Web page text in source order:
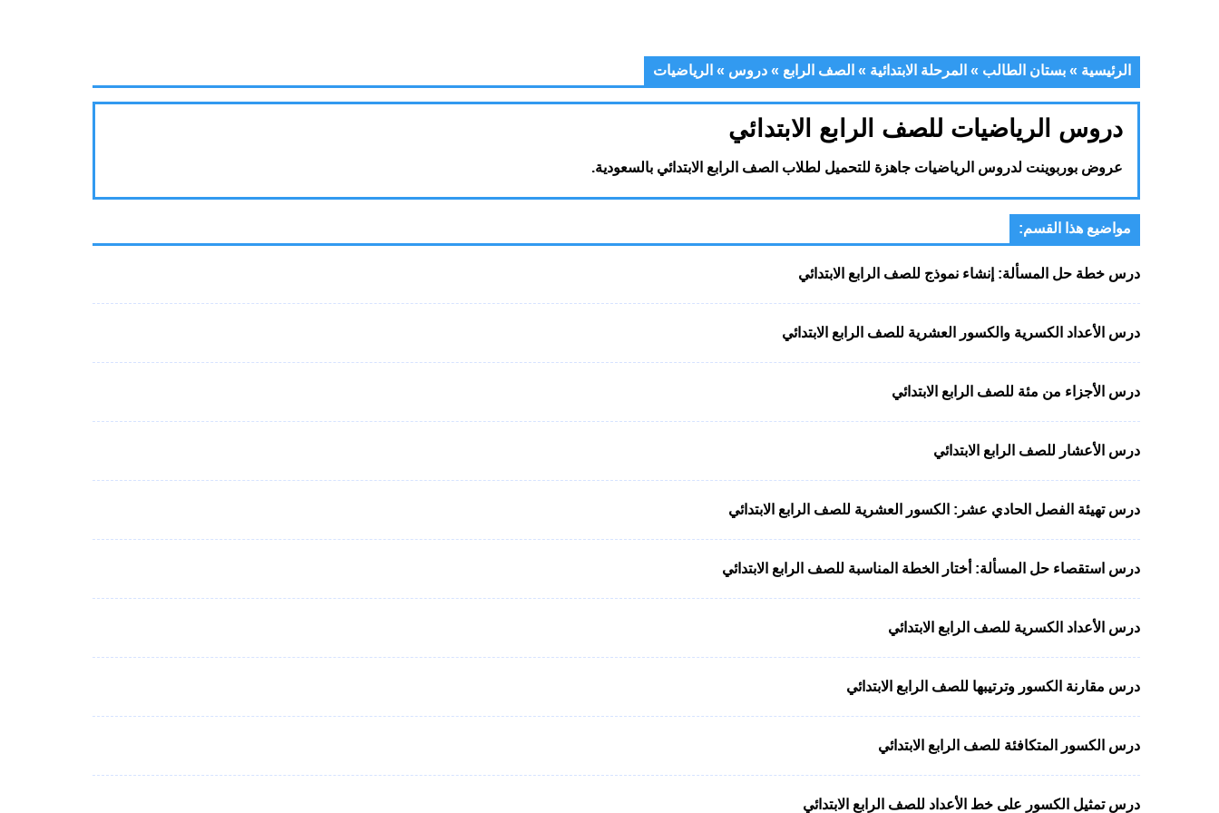
الرئيسية » بستان الطالب » المرحلة الابتدائية » الصف الرابع » دروس » الرياضيات
دروس الرياضيات للصف الرابع الابتدائي
عروض بوربوينت لدروس الرياضيات جاهزة للتحميل لطلاب الصف الرابع الابتدائي بالسعودية.
مواضيع هذا القسم:
درس خطة حل المسألة: إنشاء نموذج للصف الرابع الابتدائي
درس الأعداد الكسرية والكسور العشرية للصف الرابع الابتدائي
درس الأجزاء من مئة للصف الرابع الابتدائي
درس الأعشار للصف الرابع الابتدائي
درس تهيئة الفصل الحادي عشر: الكسور العشرية للصف الرابع الابتدائي
درس استقصاء حل المسألة: أختار الخطة المناسبة للصف الرابع الابتدائي
درس الأعداد الكسرية للصف الرابع الابتدائي
درس مقارنة الكسور وترتيبها للصف الرابع الابتدائي
درس الكسور المتكافئة للصف الرابع الابتدائي
درس تمثيل الكسور على خط الأعداد للصف الرابع الابتدائي